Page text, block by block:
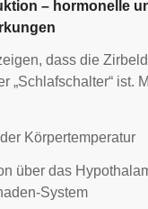
– hormonelle
dass die
„Schlafschalter“ ist.
Körpertemperatur
über das
System